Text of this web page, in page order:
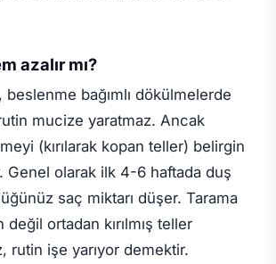
azalır mı?
bağımlı dökülmelerde
mucize yaratmaz. Ancak
(kırılarak kopan teller) belirgin
Genel olarak ilk 4-6 haftada duş
saç miktarı düşer. Tarama
değil ortadan kırılmış teller
rutin işe yarıyor demektir.